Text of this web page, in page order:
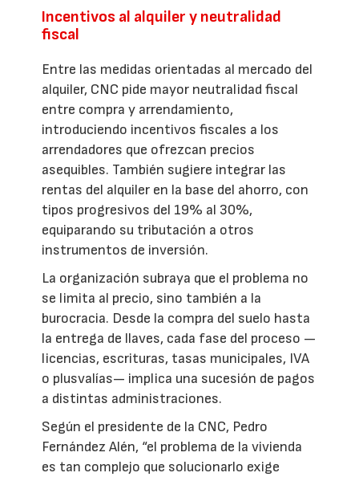
Incentivos al alquiler y neutralidad
fiscal
Entre las medidas orientadas al mercado del
alquiler, CNC pide mayor neutralidad fiscal
entre compra y arrendamiento,
introduciendo incentivos fiscales a los
arrendadores que ofrezcan precios
asequibles. También sugiere integrar las
rentas del alquiler en la base del ahorro, con
tipos progresivos del 19% al 30%,
equiparando su tributación a otros
instrumentos de inversión.
La organización subraya que el problema no
se limita al precio, sino también a la
burocracia. Desde la compra del suelo hasta
la entrega de llaves, cada fase del proceso —
licencias, escrituras, tasas municipales, IVA
o plusvalías— implica una sucesión de pagos
a distintas administraciones.
Según el presidente de la CNC, Pedro
Fernández Alén, “el problema de la vivienda
es tan complejo que solucionarlo exige